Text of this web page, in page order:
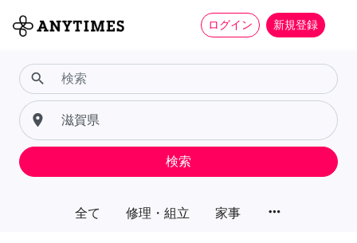
ログイン 新規登録
全て 修理・組立 家事 more_horiz
search
place
検索